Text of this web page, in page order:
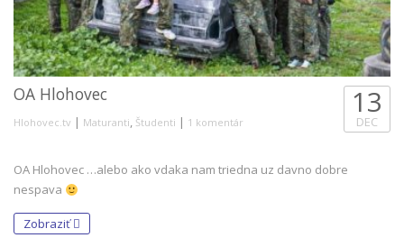
OA Hlohovec
Hlohovec.tv | Maturanti, Študenti | 1 komentár
13
DEC
OA Hlohovec …alebo ako vdaka nam triedna uz davno dobre
nespava
Zobraziť